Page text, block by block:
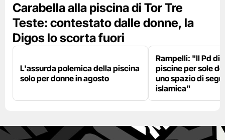
Carabella alla piscina di Tor Tre
Teste: contestato dalle donne, la
Digos lo scorta fuori
L'assurda polemica della piscina
solo per donne in agosto
Rampelli: "Il Pd
piscine per sole
uno spazio di
islamica"